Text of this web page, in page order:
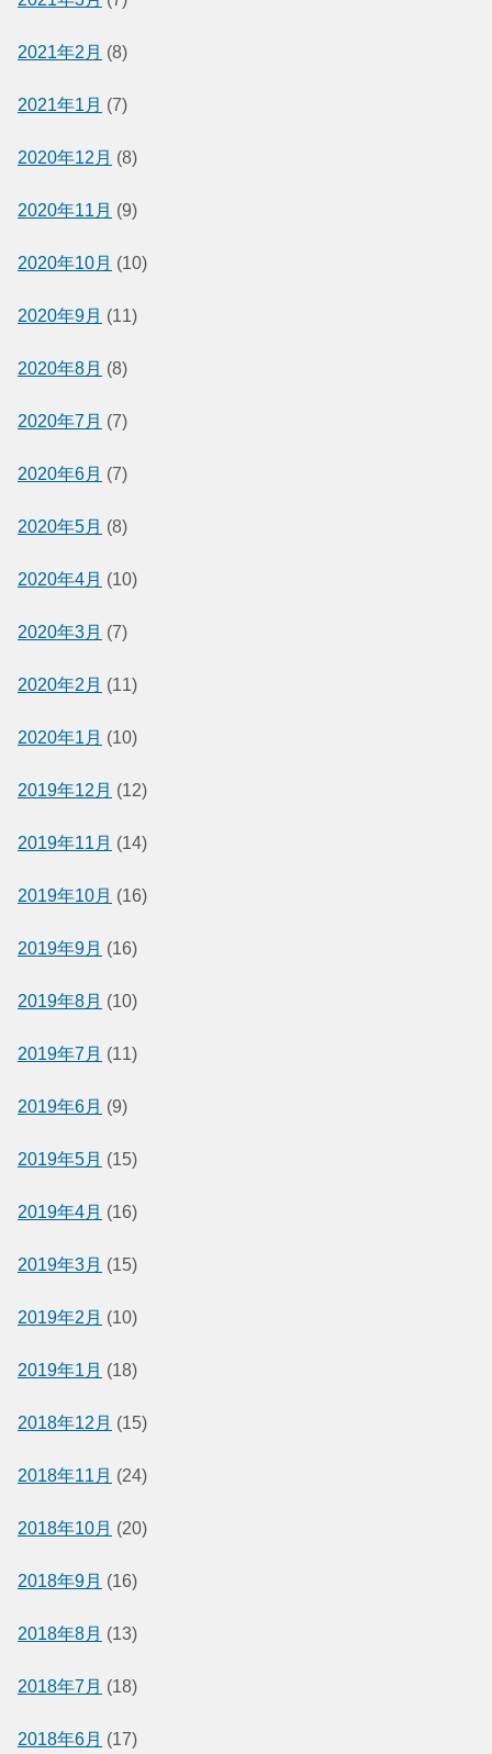
2021年2月 (8)
2021年1月 (7)
2020年12月 (8)
2020年11月 (9)
2020年10月 (10)
2020年9月 (11)
2020年8月 (8)
2020年7月 (7)
2020年6月 (7)
2020年5月 (8)
2020年4月 (10)
2020年3月 (7)
2020年2月 (11)
2020年1月 (10)
2019年12月 (12)
2019年11月 (14)
2019年10月 (16)
2019年9月 (16)
2019年8月 (10)
2019年7月 (11)
2019年6月 (9)
2019年5月 (15)
2019年4月 (16)
2019年3月 (15)
2019年2月 (10)
2019年1月 (18)
2018年12月 (15)
2018年11月 (24)
2018年10月 (20)
2018年9月 (16)
2018年8月 (13)
2018年7月 (18)
2018年6月 (17)